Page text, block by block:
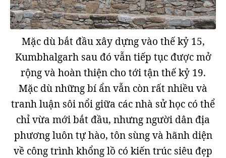
Mặc dù bắt đầu xây dựng vào thế kỷ 15,
Kumbhalgarh sau đó vẫn tiếp tục được mở
rộng và hoàn thiện cho tới tận thế kỷ 19.
Mặc dù những bí ẩn vẫn còn rất nhiều và
tranh luận sôi nổi giữa các nhà sử học có thể
chỉ vừa mới bắt đầu, nhưng người dân địa
phương luôn tự hào, tôn sùng và hãnh diện
về công trình khổng lồ có kiến trúc siêu đẹp